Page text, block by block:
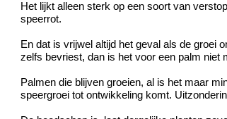
Het lijkt alleen sterk op een soort van
speerrot.
En dat is vrijwel altijd het geval als de groei
zelfs bevriest, dan is het voor een palm niet
Palmen die blijven groeien, al is het maar
speergroei tot ontwikkeling komt.